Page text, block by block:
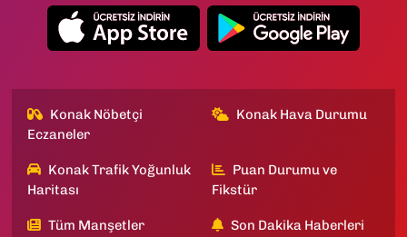
Konak Nöbetçi
Eczaneler
Konak Hava Durumu
Konak Trafik Yoğunluk
Haritası
Puan Durumu ve
Fikstür
Tüm Manşetler Son Dakika Haberleri